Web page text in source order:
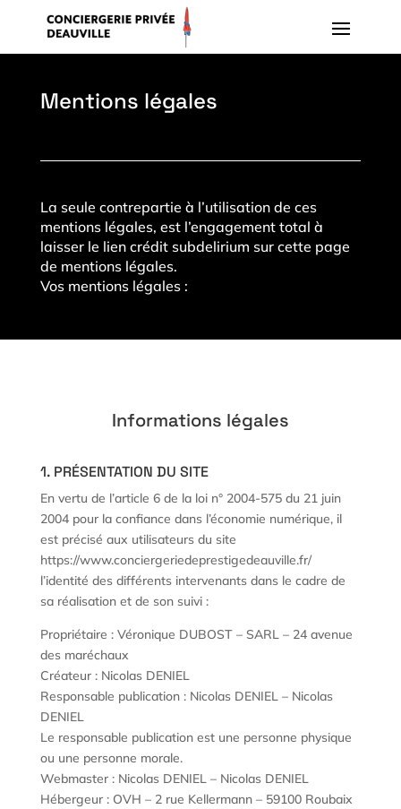
Mentions légales
La seule contrepartie à l’utilisation de ces
mentions légales, est l’engagement total à
laisser le lien crédit subdelirium sur cette page
de mentions légales.
Vos mentions légales :
Informations légales
1. PRÉSENTATION DU SITE
En vertu de l’article 6 de la loi n° 2004-575 du 21 juin
2004 pour la confiance dans l’économie numérique, il
est précisé aux utilisateurs du site
https://www.conciergeriedeprestigedeauville.fr/
l’identité des différents intervenants dans le cadre de
sa réalisation et de son suivi :
Propriétaire : Véronique DUBOST – SARL – 24 avenue
des maréchaux
Créateur : Nicolas DENIEL
Responsable publication : Nicolas DENIEL – Nicolas
DENIEL
Le responsable publication est une personne physique
ou une personne morale.
Webmaster : Nicolas DENIEL – Nicolas DENIEL
Hébergeur : OVH – 2 rue Kellermann – 59100 Roubaix